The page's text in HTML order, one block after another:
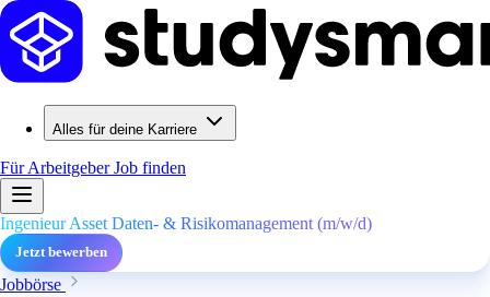
Alles für deine Karriere
Für ArbeitgeberJob finden
Ingenieur Asset Daten- & Risikomanagement (m/w/d)
Jetzt bewerben
Jobbörse